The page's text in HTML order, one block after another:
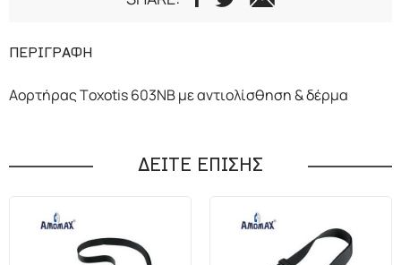
ΠΕΡΙΓΡΑΦΗ
Αορτήρας Toxotis 603NB με αντιολίσθηση & δέρμα
ΔΕΙΤΕ ΕΠΙΣΗΣ